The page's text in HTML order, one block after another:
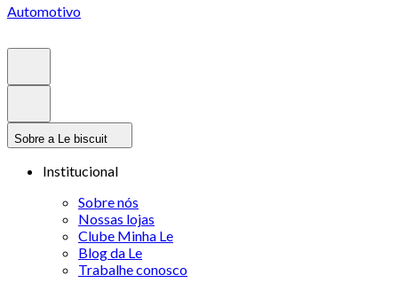
Automotivo
Sobre a Le biscuit
Institucional
Sobre nós
Nossas lojas
Clube Minha Le
Blog da Le
Trabalhe conosco